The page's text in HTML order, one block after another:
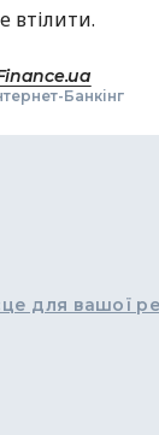
втілити.
Банкінг
для вашої